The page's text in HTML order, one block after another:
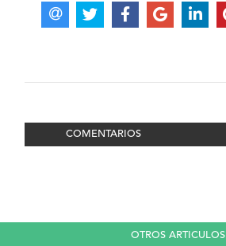
COMENTARIOS
OTROS ARTICULOS